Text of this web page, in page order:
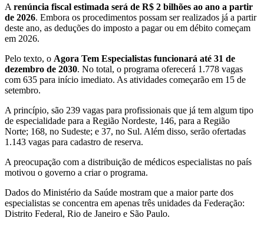
A renúncia fiscal estimada será de R$ 2 bilhões ao ano a partir
de 2026. Embora os procedimentos possam ser realizados já a partir
deste ano, as deduções do imposto a pagar ou em débito começam
em 2026.
Pelo texto, o Agora Tem Especialistas funcionará até 31 de
dezembro de 2030. No total, o programa oferecerá 1.778 vagas
com 635 para início imediato. As atividades começarão em 15 de
setembro.
A princípio, são 239 vagas para profissionais que já tem algum tipo
de especialidade para a Região Nordeste, 146, para a Região
Norte; 168, no Sudeste; e 37, no Sul. Além disso, serão ofertadas
1.143 vagas para cadastro de reserva.
A preocupação com a distribuição de médicos especialistas no país
motivou o governo a criar o programa.
Dados do Ministério da Saúde mostram que a maior parte dos
especialistas se concentra em apenas três unidades da Federação:
Distrito Federal, Rio de Janeiro e São Paulo.